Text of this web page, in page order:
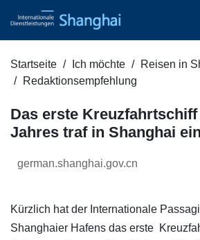
Startseite Ich möchte
Reisen in
Redaktionsempfehlung
Das erste Kreuzfahrtschiff
Jahres traf in Shanghai ein
german.shanghai.gov.cn
Kürzlich hat der Internationale
Shanghaier Hafens das erste